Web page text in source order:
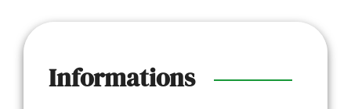
Informations